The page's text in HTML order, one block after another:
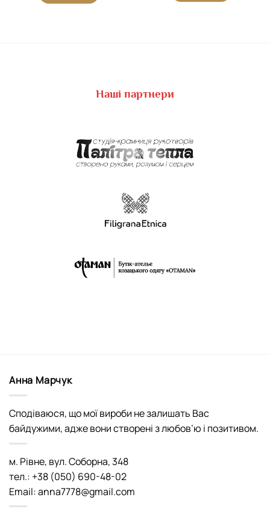
Наші партнери
Анна Марчук
Сподіваюся, що мої вироби не залишать Вас
байдужими, адже вони створені з любов’ю і позитивом.
м. Рівне, вул. Соборна, 348
тел.: +38 (050) 690-48-02
Email: anna7778@gmail.com